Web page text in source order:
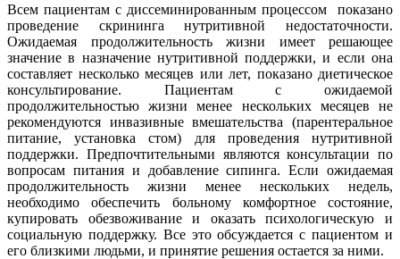
Всем пациентам с диссеминированным процессом показано
проведение скрининга нутритивной недостаточности.
Ожидаемая продолжительность жизни имеет решающее
значение в назначение нутритивной поддержки, и если она
составляет несколько месяцев или лет, показано диетическое
консультирование. Пациентам с ожидаемой
продолжительностью жизни менее нескольких месяцев не
рекомендуются инвазивные вмешательства (парентеральное
питание, установка стом) для проведения нутритивной
поддержки. Предпочтительными являются консультации по
вопросам питания и добавление сипинга. Если ожидаемая
продолжительность жизни менее нескольких недель,
необходимо обеспечить больному комфортное состояние,
купировать обезвоживание и оказать психологическую и
социальную поддержку. Все это обсуждается с пациентом и
его близкими людьми, и принятие решения остается за ними.